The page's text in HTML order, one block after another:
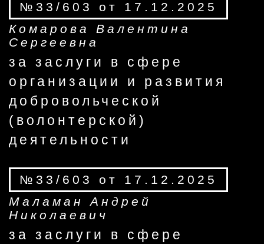
№33/603 от 17.12.2025
Комарова Валентина
Сергеевна
за заслуги в сфере
организации и развития
добровольческой
(волонтерской)
деятельности
№33/603 от 17.12.2025
Маламан Андрей
Николаевич
за заслуги в сфере